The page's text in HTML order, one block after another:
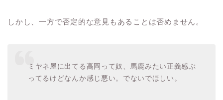
しかし、一方で否定的な意見もあることは否めません。
ミヤネ屋に出てる高岡って奴、馬鹿みたい正義感ぶ
ってるけどなんか感じ悪い。でないでほしい。